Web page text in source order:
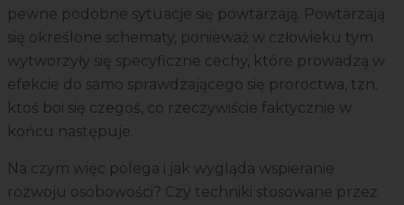
pewne podobne sytuacje się powtarzają. Powtarzają
się określone schematy, ponieważ w człowieku tym
wytworzyły się specyficzne cechy, które prowadzą w
efekcie do samo sprawdzającego się proroctwa, tzn.
ktoś boi się czegoś, co rzeczywiście faktycznie w
końcu następuje.
Na czym więc polega i jak wygląda wspieranie
rozwoju osobowości? Czy techniki stosowane przez